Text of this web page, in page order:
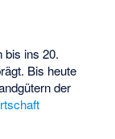
bis ins 20.
Bis heute
der